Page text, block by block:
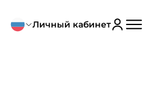
Личный кабинет